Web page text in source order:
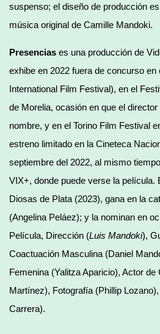
suspenso; el diseño de producción
música original de Camille Mandoki.
Presencias es una producción de
exhibe en 2022 fuera de concurso en
International Film Festival), en el
de Morelia, ocasión en que el
nombre, y en el Torino Film Festival
estreno limitado en la Cineteca
septiembre del 2022, al mismo
VIX+, donde puede verse la película.
Diosas de Plata (2023), gana en la
(Angelina Peláez); y la nominan en
Película, Dirección (Luis Mandoki),
Coactuación Masculina (Daniel
Femenina (Yalitza Aparicio), Actor
Martínez), Fotografía (Phillip
Carrera).